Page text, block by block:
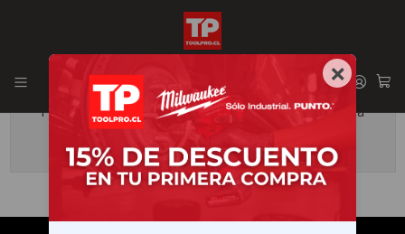
Envíos GRATIS en la RM por compras sobre $29.990
Todavía no hay productos disponibles aquí
Puedes probar a buscar en otras categorías o utilizar la
barra de búsqueda para encontrar otros productos.
×